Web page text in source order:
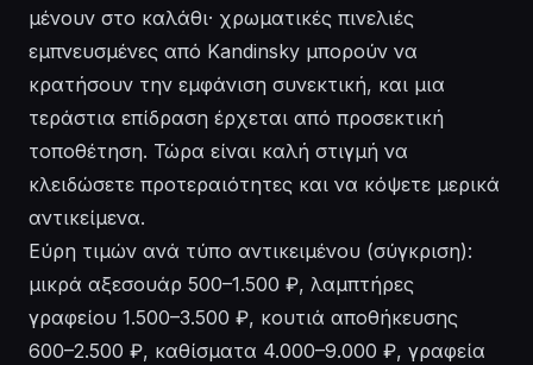
μένουν στο καλάθι· χρωματικές πινελιές
εμπνευσμένες από Kandinsky μπορούν να
κρατήσουν την εμφάνιση συνεκτική, και μια
τεράστια επίδραση έρχεται από προσεκτική
τοποθέτηση. Τώρα είναι καλή στιγμή να
κλειδώσετε προτεραιότητες και να κόψετε μερικά
αντικείμενα.
Εύρη τιμών ανά τύπο αντικειμένου (σύγκριση):
μικρά αξεσουάρ 500–1.500 ₽, λαμπτήρες
γραφείου 1.500–3.500 ₽, κουτιά αποθήκευσης
600–2.500 ₽, καθίσματα 4.000–9.000 ₽, γραφεία